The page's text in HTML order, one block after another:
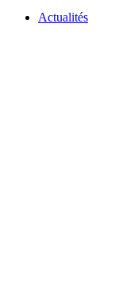
Actualités